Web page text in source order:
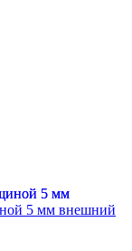
5 мм внешний